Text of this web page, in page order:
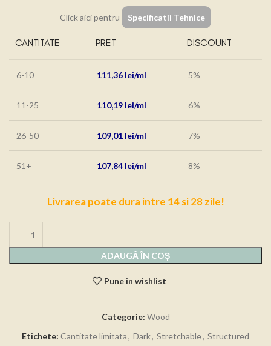
Click aici pentru Specificatii Tehnice
CANTITATE PRET DISCOUNT
6-10 111,36 lei 5%
11-25 110,19 lei 6%
26-50 109,01 lei 7%
51+ 107,84 lei 8%
Livrarea poate dura intre 14 si 28 zile!
ADAUGĂ ÎN COȘ
Pune in wishlist
Categorie: Wood
Etichete: Cantitate limitata, Dark, Stretchable, Structured